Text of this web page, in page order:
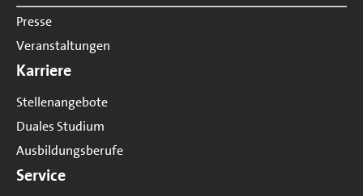
Presse
Veranstaltungen
Karriere
Stellenangebote
Duales Studium
Ausbildungsberufe
Service